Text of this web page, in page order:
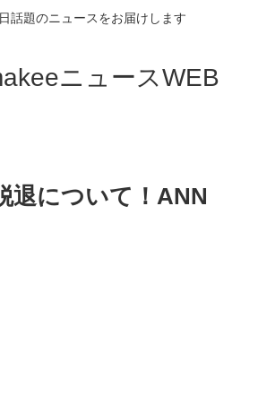
話題のニュースをお届けします
ニュースWEB
退について！ANN